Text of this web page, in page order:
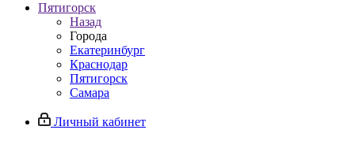
Пятигорск
Назад
Города
Екатеринбург
Краснодар
Пятигорск
Самара
Личный кабинет